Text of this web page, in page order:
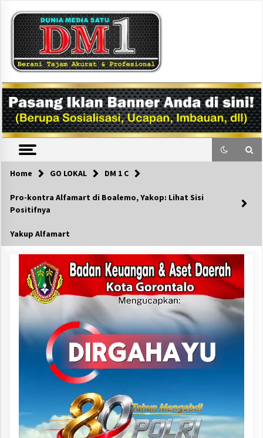
content
DM1
Home GO LOKAL DM 1 C
Pro-kontra Alfamart di Boalemo, Yakop: Lihat Sisi
Positifnya
Yakup Alfamart